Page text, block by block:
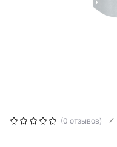
(0 отзывов)